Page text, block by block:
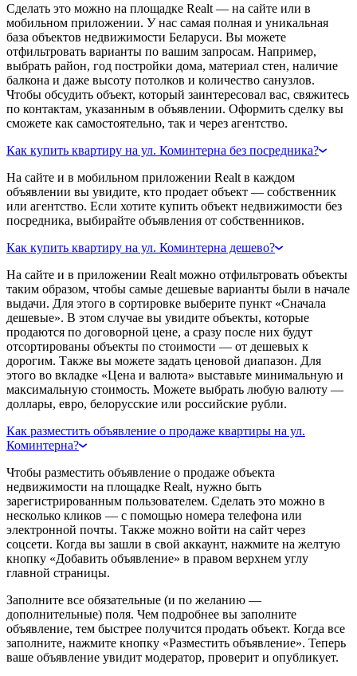
Сделать это можно на площадке Realt — на сайте или в
мобильном приложении. У нас самая полная и уникальная
база объектов недвижимости Беларуси. Вы можете
отфильтровать варианты по вашим запросам. Например,
выбрать район, год постройки дома, материал стен, наличие
балкона и даже высоту потолков и количество санузлов.
Чтобы обсудить объект, который заинтересовал вас, свяжитесь
по контактам, указанным в объявлении. Оформить сделку вы
сможете как самостоятельно, так и через агентство.
Как купить квартиру на ул. Коминтерна без посредника?
На сайте и в мобильном приложении Realt в каждом
объявлении вы увидите, кто продает объект — собственник
или агентство. Если хотите купить объект недвижимости без
посредника, выбирайте объявления от собственников.
Как купить квартиру на ул. Коминтерна дешево?
На сайте и в приложении Realt можно отфильтровать объекты
таким образом, чтобы самые дешевые варианты были в начале
выдачи. Для этого в сортировке выберите пункт «Сначала
дешевые». В этом случае вы увидите объекты, которые
продаются по договорной цене, а сразу после них будут
отсортированы объекты по стоимости — от дешевых к
дорогим. Также вы можете задать ценовой диапазон. Для
этого во вкладке «Цена и валюта» выставьте минимальную и
максимальную стоимость. Можете выбрать любую валюту —
доллары, евро, белорусские или российские рубли.
Как разместить объявление о продаже квартиры на ул.
Коминтерна?
Чтобы разместить объявление о продаже объекта
недвижимости на площадке Realt, нужно быть
зарегистрированным пользователем. Сделать это можно в
несколько кликов — с помощью номера телефона или
электронной почты. Также можно войти на сайт через
соцсети. Когда вы зашли в свой аккаунт, нажмите на желтую
кнопку «Добавить объявление» в правом верхнем углу
главной страницы.
Заполните все обязательные (и по желанию —
дополнительные) поля. Чем подробнее вы заполните
объявление, тем быстрее получится продать объект. Когда все
заполните, нажмите кнопку «Разместить объявление». Теперь
ваше объявление увидит модератор, проверит и опубликует.